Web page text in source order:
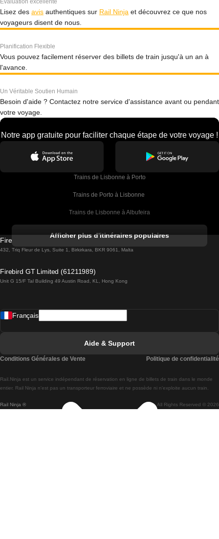
Évaluation excellente
Lisez des avis authentiques sur Rail Ninja et découvrez ce que nos
voyageurs disent de nous.
Planification Flexible
Vous pouvez facilement réserver des billets de train jusqu'à un an à
l'avance.
Un Véritable Soutien Humain
Besoin d'aide ? Contactez notre service d'assistance avant ou pendant
votre voyage.
Notre app gratuite pour faciliter chaque étape de votre voyage !
Trains de Lisbonne à Porto
Trains de Porto à Lisbonne
Trains de Lisbonne à Albufeira
Trains de Lisbonne à Lagos
Trains de Lisbonne à Madrid
Trains de Lisbonne à Braga
Trains de Braga à Lisbonne
Afficher plus d'itinéraires populaires
Firebird GT Limited (OC 1451)
432, Triq Fleur de Lys, Suite 1, Birkirkara, BKR 9061, Malta
Firebird GT Limited (61211989)
Unit G 15/F Tal Building 49 Austin Road, KL, Hong Kong
Rail Ninja ® All Rights Reserved © 2026
Rail.Ninja est un service indépendant de réservation en ligne de billets de train dans le monde
entier. Rail Ninja n'est pas un transporteur ferroviaire et ne possède ni n'exploite aucun train.
Français
Aide & Support
Conditions Générales de Vente Politique de confidentialité